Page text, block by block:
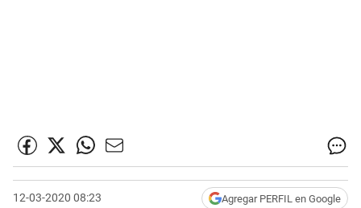
12-03-2020 08:23 Agregar PERFIL en Google